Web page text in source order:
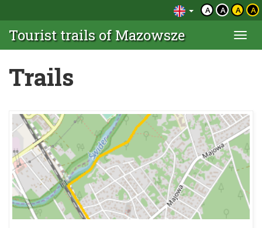
A A A A
Tourist trails of Mazowsze
Trails